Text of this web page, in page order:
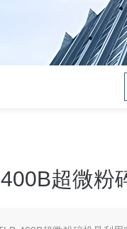
超微粉